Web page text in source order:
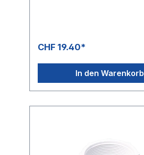
CHF 19.40*
In den Warenkorb